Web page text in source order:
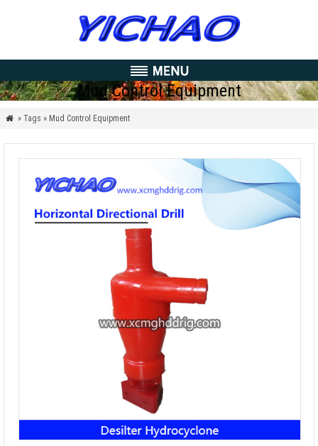
Mud Control Equipment
 » Tags » Mud Control Equipment